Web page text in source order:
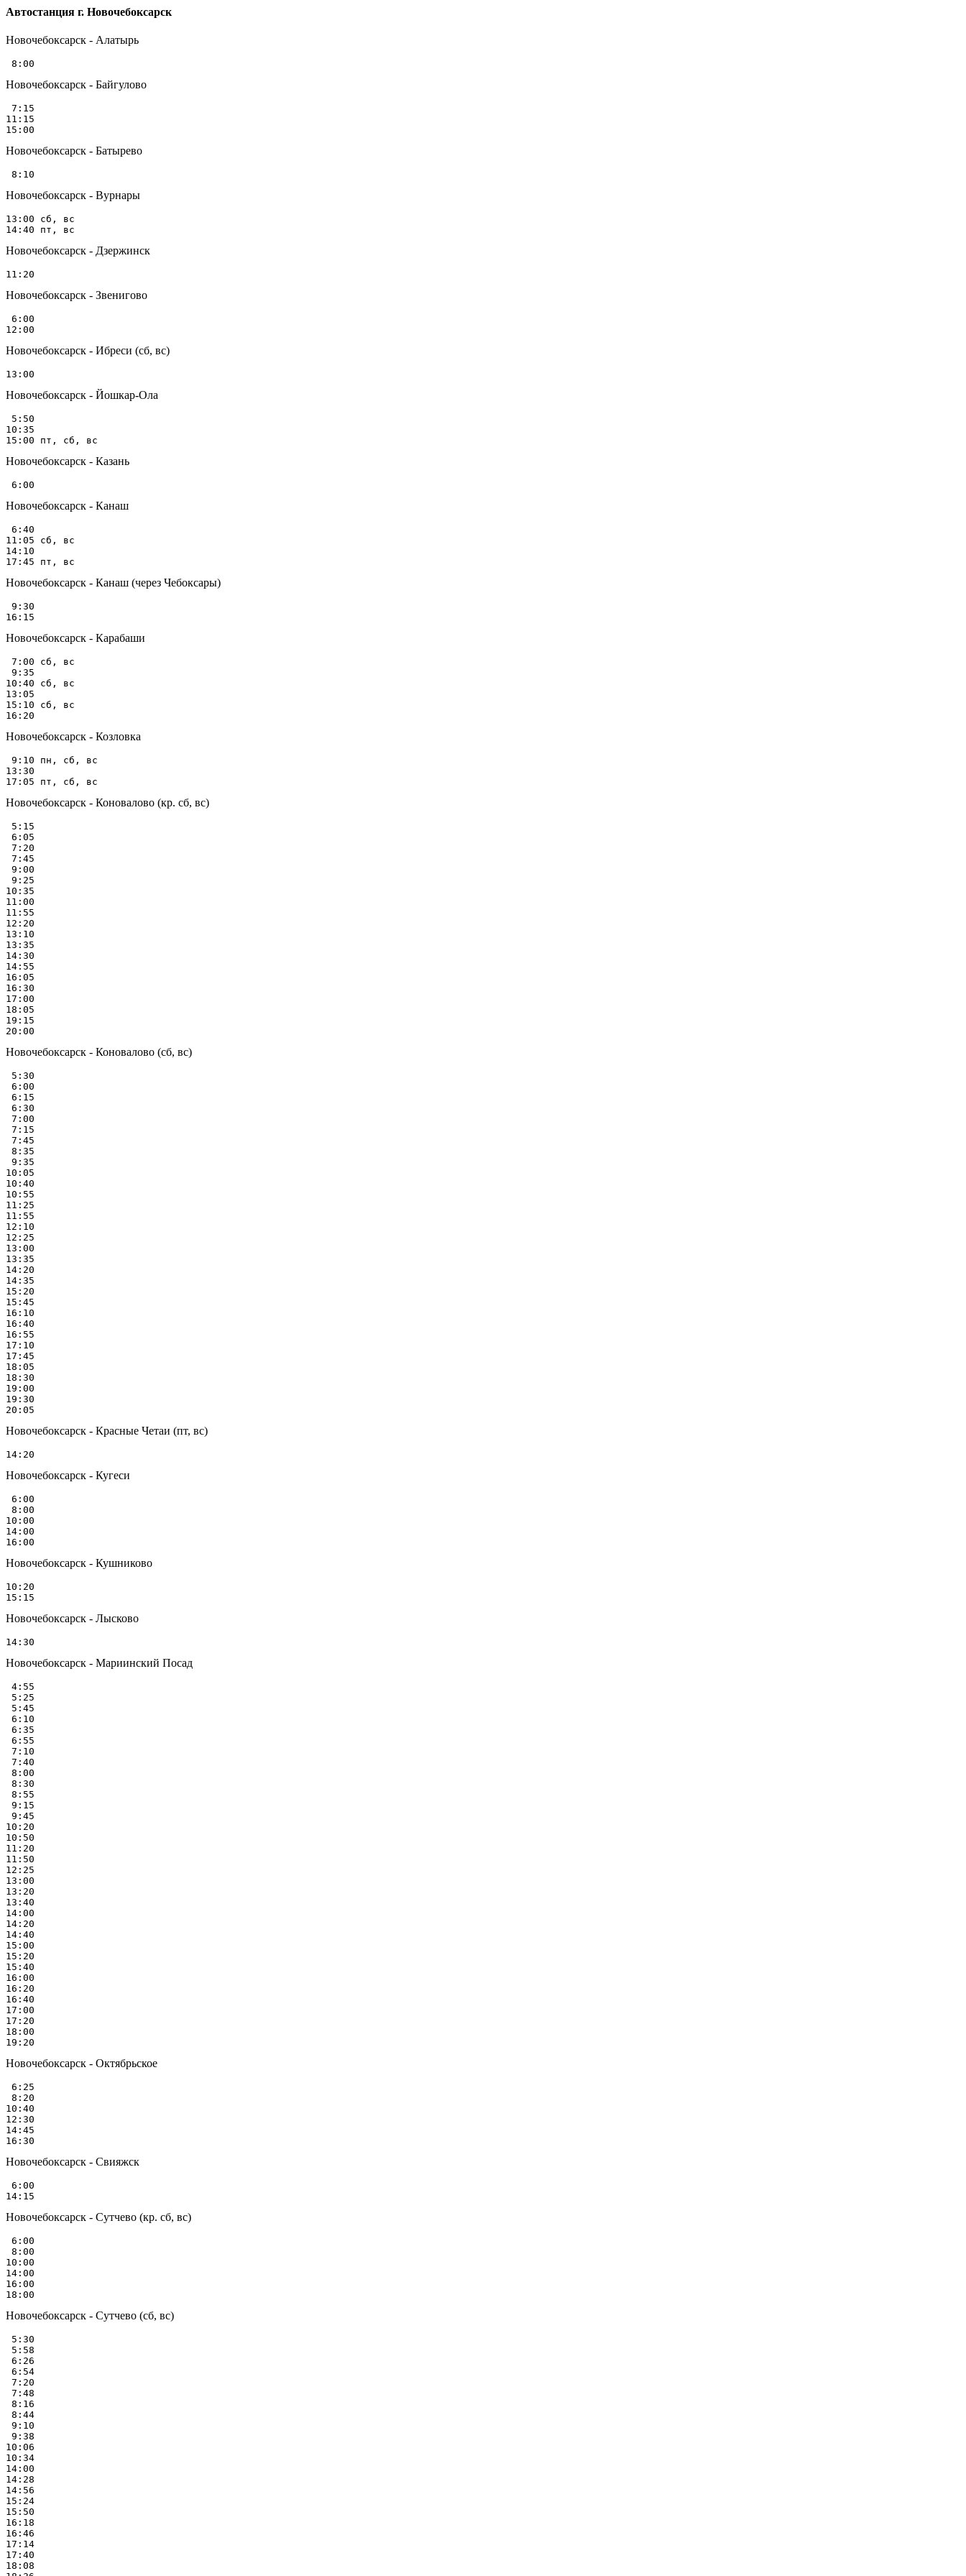
Автостанция г. Новочебоксарск
Новочебоксарск - Алатырь
Новочебоксарск - Байгулово
7:15
11:15
Новочебоксарск - Батырево
Новочебоксарск - Вурнары
13:00 сб, вс
Новочебоксарск - Дзержинск
Новочебоксарск - Звенигово
6:00
Новочебоксарск - Ибреси (сб, вс)
Новочебоксарск - Йошкар-Ола
5:50
10:35
Новочебоксарск - Казань
Новочебоксарск - Канаш
6:40
11:05 сб, вс
14:10
Новочебоксарск - Канаш (через Чебоксары)
9:30
Новочебоксарск - Карабаши
7:00 сб, вс
9:35
10:40 сб, вс
13:05
15:10 сб, вс
Новочебоксарск - Козловка
9:10 пн, сб, вс
13:30
Новочебоксарск - Коновалово (кр. сб, вс)
5:15
6:05
7:20
7:45
9:00
9:25
10:35
11:00
11:55
12:20
13:10
13:35
14:30
14:55
16:05
16:30
17:00
18:05
19:15
Новочебоксарск - Коновалово (сб, вс)
5:30
6:00
6:15
6:30
7:00
7:15
7:45
8:35
9:35
10:05
10:40
10:55
11:25
11:55
12:10
12:25
13:00
13:35
14:20
14:35
15:20
15:45
16:10
16:40
16:55
17:10
17:45
18:05
18:30
19:00
19:30
Новочебоксарск - Красные Четаи (пт, вс)
Новочебоксарск - Кугеси
6:00
8:00
10:00
14:00
Новочебоксарск - Кушниково
10:20
Новочебоксарск - Лысково
Новочебоксарск - Мариинский Посад
4:55
5:25
5:45
6:10
6:35
6:55
7:10
7:40
8:00
8:30
8:55
9:15
9:45
10:20
10:50
11:20
11:50
12:25
13:00
13:20
13:40
14:00
14:20
14:40
15:00
15:20
15:40
16:00
16:20
16:40
17:00
17:20
18:00
Новочебоксарск - Октябрьское
6:25
8:20
10:40
12:30
14:45
Новочебоксарск - Свияжск
6:00
Новочебоксарск - Сутчево (кр. сб, вс)
6:00
8:00
10:00
14:00
16:00
Новочебоксарск - Сутчево (сб, вс)
5:30
5:58
6:26
6:54
7:20
7:48
8:16
8:44
9:10
9:38
10:06
10:34
14:00
14:28
14:56
15:24
15:50
16:18
16:46
17:14
17:40
18:08